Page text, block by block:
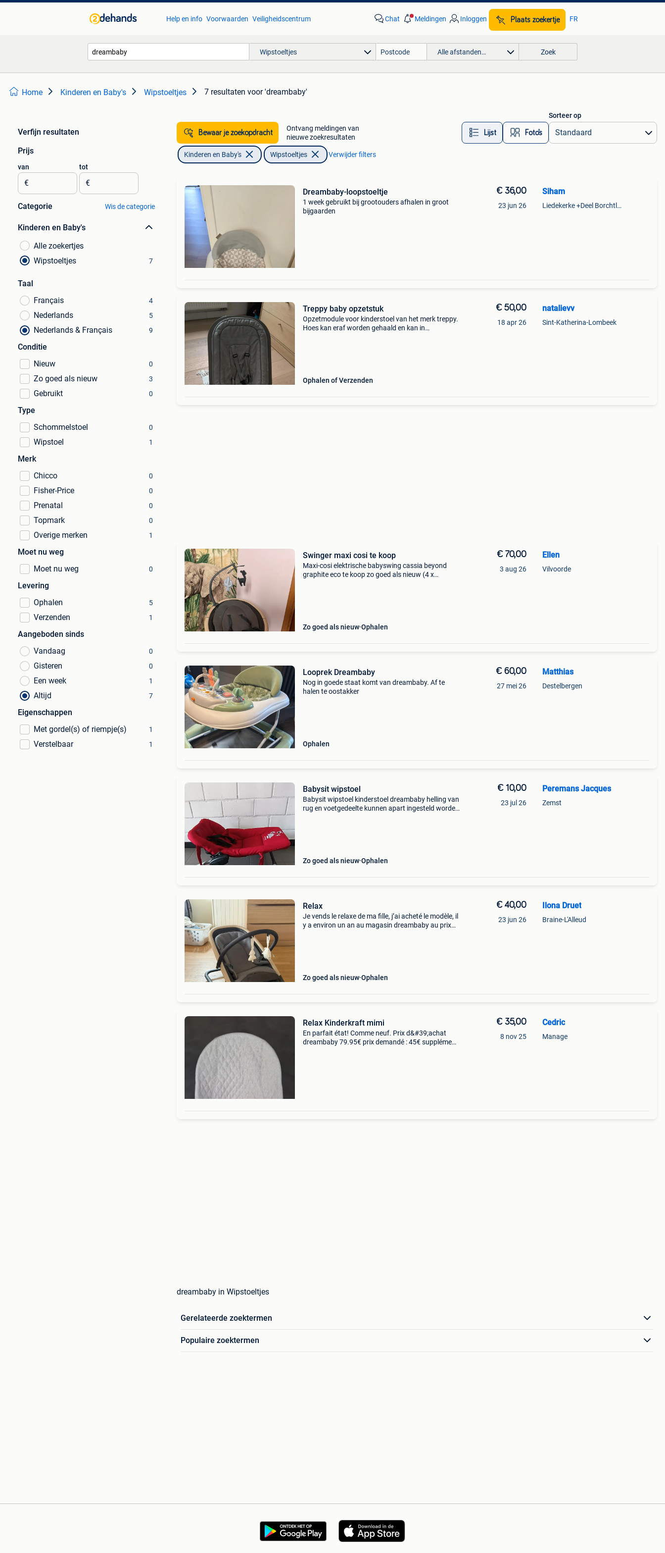
Help en info Voorwaarden Veiligheidscentrum Chat Meldingen Inloggen Plaats zoekertje FR
Wipstoeltjes Alle afstanden… Zoek
Home Kinderen en Baby's Wipstoeltjes 7 resultaten voor 'dreambaby'
Verfijn resultaten
Prijs
van
€
tot
€
Categorie Wis de categorie
Kinderen en Baby's
Alle zoekertjes
Wipstoeltjes
7
Taal
Français
4
Nederlands 5
Nederlands & Français 9
Conditie
Nieuw
0
Zo goed als nieuw 3
Gebruikt 0
Type
Schommelstoel
0
Wipstoel 1
Merk
Chicco
0
Fisher-Price 0
Prenatal 0
Topmark 0
Overige merken 1
Moet nu weg
Moet nu weg
0
Levering
Ophalen
5
Verzenden 1
Aangeboden sinds
Vandaag
0
Gisteren 0
Een week 1
Altijd 7
Eigenschappen
Met gordel(s) of riempje(s)
1
Verstelbaar 1
Bewaar je zoekopdracht
Ontvang meldingen van
nieuwe zoekresultaten
Lijst Foto’s
Sorteer op
Kinderen en Baby's Wipstoeltjes Verwijder filters
Dreambaby-loopstoeltje
1 week gebruikt bij grootouders afhalen in groot
bijgaarden
€ 36,00
23 jun 26
Siham
Liedekerke +Deel Borchtlombeek
Treppy baby opzetstuk
Opzetmodule voor kinderstoel van het merk treppy.
Hoes kan eraf worden gehaald en kan in
Ophalen of Verzenden
€ 50,00
18 apr 26
natalievv
Sint-Katherina-Lombeek
Swinger maxi cosi te koop
Maxi-cosi elektrische babyswing cassia beyond
graphite eco te koop zo goed als nieuw (4 x
Zo goed als nieuw Ophalen
€ 70,00
3 aug 26
Ellen
Vilvoorde
Looprek Dreambaby
Nog in goede staat komt van dreambaby. Af te
halen te oostakker
Ophalen
€ 60,00
27 mei 26
Matthias
Destelbergen
Babysit wipstoel
Babysit wipstoel kinderstoel dreambaby helling van
rug en voetgedeelte kunnen apart ingesteld worden
Zo goed als nieuw Ophalen
€ 10,00
23 jul 26
Peremans Jacques
Zemst
Relax
Je vends le relaxe de ma fille, j’ai acheté le modèle, il
y a environ un an au magasin dreambaby au prix
Zo goed als nieuw Ophalen
€ 40,00
23 jun 26
Ilona Druet
Braine-L'Alleud
Relax Kinderkraft mimi
En parfait état! Comme neuf. Prix d&#39;achat
dreambaby 79.95€ prix demandé : 45€ supplément
€ 35,00
8 nov 25
Cedric
Manage
dreambaby in Wipstoeltjes
Gerelateerde zoektermen
Populaire zoektermen